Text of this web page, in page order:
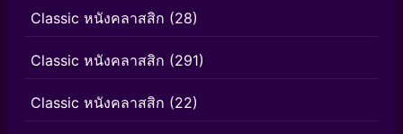
Classic หนังคลาสสิก (28)
Classic หนังคลาสสิก (291)
Classic หนังคลาสสิก (22)